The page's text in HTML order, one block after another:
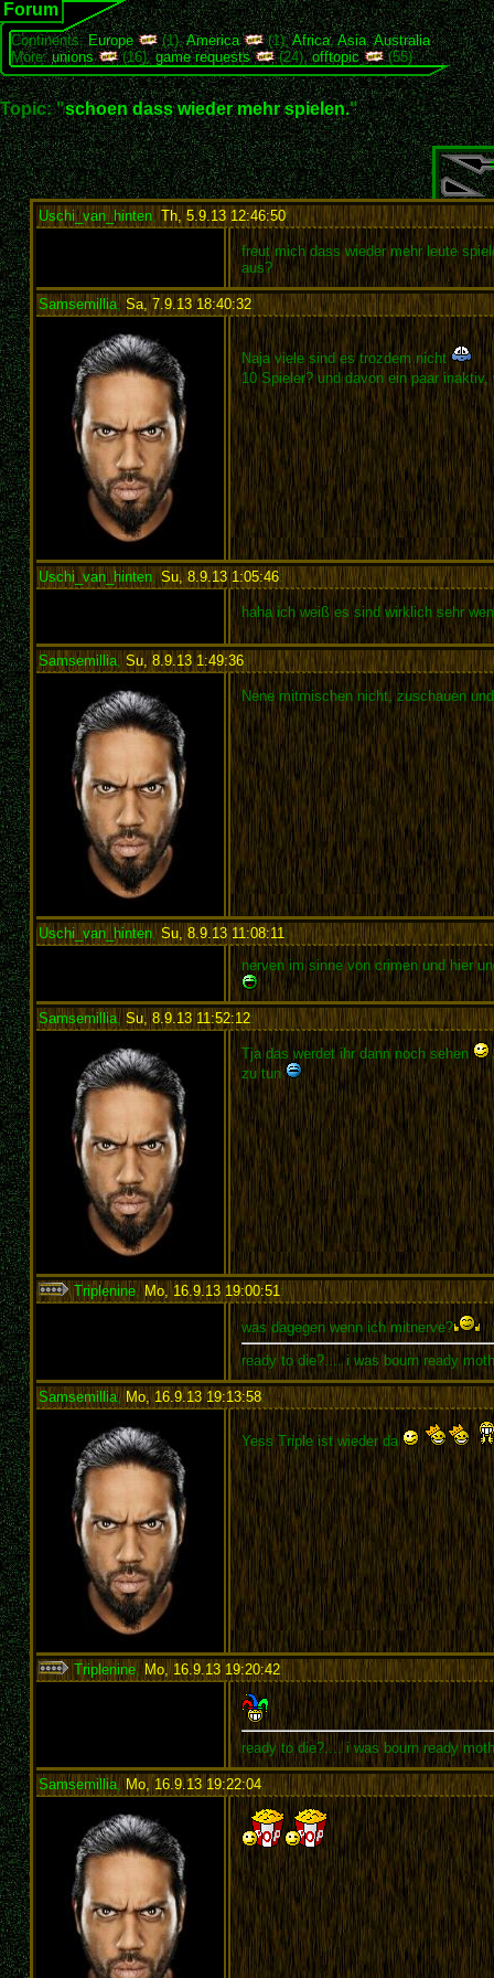
Forum
Continents:Europe (1),America (1),Africa,Asia,Australia
More:unions (16),game requests (24),offtopic (55)
Topic: "schoen dass wieder mehr spielen."
Uschi_van_hinten, Th, 5.9.13 12:46:50:
freut mich dass wieder mehr leute
aus?
Samsemillia, Sa, 7.9.13 18:40:32:
Naja viele sind es trozdem nicht
10 Spieler? und davon ein paar
Uschi_van_hinten,Su, 8.9.13 1:05:46:
haha ich weiß es sind wirklich sehr
Samsemillia, Su, 8.9.13 1:49:36:
Nene mitmischen nicht, zuschauen
Uschi_van_hinten, Su, 8.9.13 11:08:11:
nerven im sinne von crimen und hier
Samsemillia, Su, 8.9.13 11:52:12:
Tja das werdet ihr dann noch sehen
zu tun
Triplenine, Mo, 16.9.13 19:00:51 :
was dagegen wenn ich mitnerve?
ready to die?.... i was bourn ready
Samsemillia, Mo, 16.9.13 19:13:58:
Yess Triple ist wieder da
Triplenine,Mo, 16.9.13 19:20:42:
ready to die?.... i was bourn ready
Samsemillia,Mo, 16.9.13 19:22:04: